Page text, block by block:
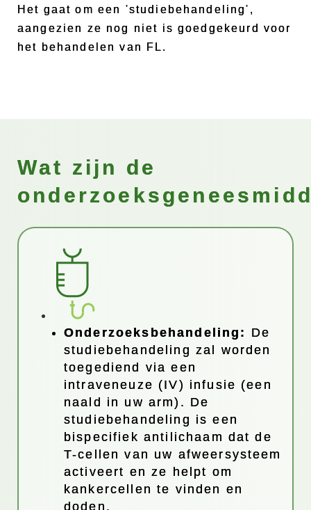
Het gaat om een 'studiebehandeling',
aangezien ze nog niet is goedgekeurd voor
het behandelen van FL.
Wat zijn de
Onderzoeksbehandeling: De
studiebehandeling zal worden
toegediend via een
intraveneuze (IV) infusie (een
naald in uw arm). De
studiebehandeling is een
bispecifiek antilichaam dat de
T-cellen van uw afweersysteem
activeert en ze helpt om
kankercellen te vinden en
doden.